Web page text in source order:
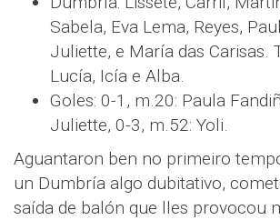
Sabela, Eva Lema, Reyes,
Juliette, e María das Carisas.
Lucía, Icía e Alba.
Goles: 0-1, m.20: Paula
Juliette, 0-3, m.52: Yoli.
Aguantaron ben no primeiro
un Dumbría algo dubitativo,
saída de balón que lles provocou